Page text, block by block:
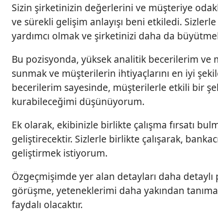
Sizin şirketinizin değerlerini ve müşteriye
ve sürekli gelişim anlayışı beni etkiledi.
yardımcı olmak ve şirketinizi daha da
Bu pozisyonda, yüksek analitik becerilerim ve
sunmak ve müşterilerin ihtiyaçlarını en iyi
becerilerim sayesinde, müşterilerle etkili bir
kurabileceğimi düşünüyorum.
Ek olarak, ekibinizle birlikte çalışma fırsatı
geliştirecektir. Sizlerle birlikte çalışarak,
geliştirmek istiyorum.
Özgeçmişimde yer alan detayları daha detaylı
görüşme, yeteneklerimi daha yakından
faydalı olacaktır.